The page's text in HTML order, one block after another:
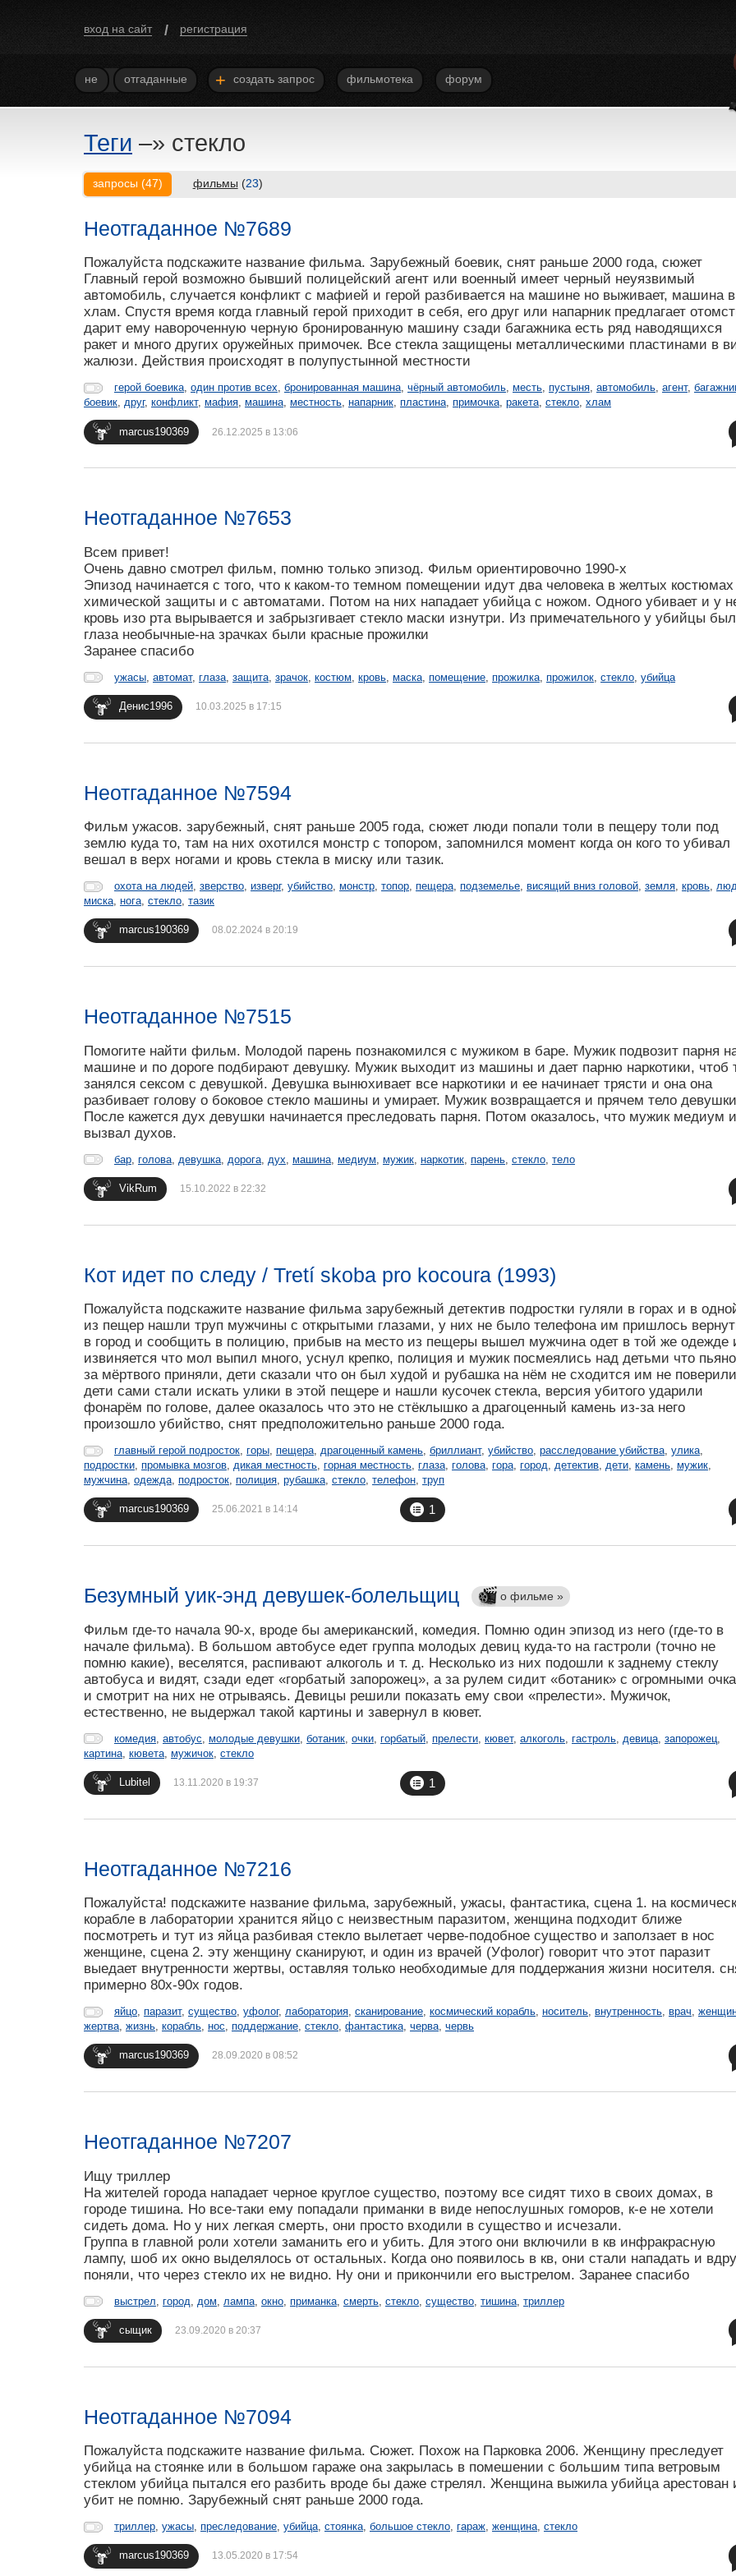
вход на сайт / регистрация
не отгаданные + создать запрос фильмотека форум
Теги –» стекло
запросы (47) фильмы (23)
Неотгаданное №7689
Пожалуйста подскажите название фильма. Зарубежный боевик, снят раньше 2000 года, сюжет
Главный герой возможно бывший полицейский агент или военный имеет черный неуязвимый
автомобиль, случается конфликт с мафией и герой разбивается на машине но выживает, машина в
хлам. Спустя время когда главный герой приходит в себя, его друг или напарник предлагает
дарит ему навороченную черную бронированную машину сзади багажника есть ряд наводящихся
ракет и много других оружейных примочек. Все стекла защищены металлическими пластинами в
жалюзи. Действия происходят в полупустынной местности
герой боевика, один против всех, бронированная машина, чёрный автомобиль, месть, пустыня, автомобиль, агент,
боевик, друг, конфликт, мафия, машина, местность, напарник, пластина, примочка, ракета, стекло, хлам
marcus190369 26.12.2025 в 13:06
Неотгаданное №7653
Всем привет!
Очень давно смотрел фильм, помню только эпизод. Фильм ориентировочно 1990-х
Эпизод начинается с того, что к каком-то темном помещении идут два человека в желтых костюмах
химической защиты и с автоматами. Потом на них нападает убийца с ножом. Одного убивает и у
кровь изо рта вырывается и забрызгивает стекло маски изнутри. Из примечательного у убийцы
глаза необычные-на зрачках были красные прожилки
Заранее спасибо
ужасы автомат, глаза защита зрачок костюм кровь маска помещение прожилка прожилок стекло убийца
Денис1996 10.03.2025 в 17:15
Неотгаданное №7594
Фильм ужасов. зарубежный, снят раньше 2005 года, сюжет люди попали толи в пещеру толи под
землю куда то, там на них охотился монстр с топором, запомнился момент когда он кого то убивал
вешал в верх ногами и кровь стекла в миску или тазик.
охота на людей, зверство, изверг, убийство, монстр, топор, пещера, подземелье, висящий вниз головой, земля, кровь,
миска, нога, стекло, тазик
marcus190369 08.02.2024 в 20:19
Неотгаданное №7515
Помогите найти фильм. Молодой парень познакомился с мужиком в баре. Мужик подвозит парня
машине и по дороге подбирают девушку. Мужик выходит из машины и дает парню наркотики, чтоб
занялся сексом с девушкой. Девушка вынюхивает все наркотики и ее начинает трясти и она она
разбивает голову о боковое стекло машины и умирает. Мужик возвращается и прячем тело
После кажется дух девушки начинается преследовать парня. Потом оказалось, что мужик медиум и
вызвал духов.
бар голова девушка дорога дух машина медиум мужик наркотик парень стекло тело
VikRum 15.10.2022 в 22:32
Кот идет по следу / Tretí skoba pro kocoura (1993)
Пожалуйста подскажите название фильма зарубежный детектив подростки гуляли в горах и в
из пещер нашли труп мужчины с открытыми глазами, у них не было телефона им пришлось
в город и сообщить в полицию, прибыв на место из пещеры вышел мужчина одет в той же одежде
извиняется что мол выпил много, уснул крепко, полиция и мужик посмеялись над детьми что
за мёртвого приняли, дети сказали что он был худой и рубашка на нём не сходится им не
дети сами стали искать улики в этой пещере и нашли кусочек стекла, версия убитого ударили
фонарём по голове, далее оказалось что это не стёклышко а драгоценный камень из-за него
произошло убийство, снят предположительно раньше 2000 года.
главный герой подросток, горы, пещера, драгоценный камень, бриллиант, убийство, расследование убийства, улика,
подростки, промывка мозгов, дикая местность, горная местность, глаза, голова, гора, город, детектив, дети, камень, мужик,
мужчина, одежда, подросток, полиция, рубашка, стекло, телефон, труп
marcus190369 25.06.2021 в 14:14 1
Безумный уик-энд девушек-болельщиц о фильме »
Фильм где-то начала 90-х, вроде бы американский, комедия. Помню один эпизод из него (где-то в
начале фильма). В большом автобусе едет группа молодых девиц куда-то на гастроли (точно не
помню какие), веселятся, распивают алкоголь и т. д. Несколько из них подошли к заднему стеклу
автобуса и видят, сзади едет «горбатый запорожец», а за рулем сидит «ботаник» с огромными
и смотрит на них не отрываясь. Девицы решили показать ему свои «прелести». Мужичок,
естественно, не выдержал такой картины и завернул в кювет.
комедия автобус молодые девушки ботаник очки горбатый прелести кювет, алкоголь гастроль девица запорожец
картина кювета мужичок стекло
Lubitel 13.11.2020 в 19:37 1
Неотгаданное №7216
Пожалуйста! подскажите название фильма, зарубежный, ужасы, фантастика, сцена 1. на
корабле в лаборатории хранится яйцо с неизвестным паразитом, женщина подходит ближе
посмотреть и тут из яйца разбивая стекло вылетает черве-подобное существо и заползает в нос
женщине, сцена 2. эту женщину сканируют, и один из врачей (Уфолог) говорит что этот паразит
выедает внутренности жертвы, оставляя только необходимые для поддержания жизни носителя.
примерно 80х-90х годов.
яйцо, паразит, существо, уфолог, лаборатория, сканирование, космический корабль, носитель, внутренность, врач,
жертва, жизнь, корабль, нос, поддержание, стекло, фантастика, черва, червь
marcus190369 28.09.2020 в 08:52
Неотгаданное №7207
Ищу триллер
На жителей города нападает черное круглое существо, поэтому все сидят тихо в своих домах, в
городе тишина. Но все-таки ему попадали приманки в виде непослушных гоморов, к-е не хотели
сидеть дома. Но у них легкая смерть, они просто входили в существо и исчезали.
Группа в главной роли хотели заманить его и убить. Для этого они включили в кв инфракрасную
лампу, шоб их окно выделялось от остальных. Когда оно появилось в кв, они стали нападать и
поняли, что через стекло их не видно. Ну они и прикончили его выстрелом. Заранее спасибо
выстрел город дом лампа окно приманка смерть стекло существо тишина триллер
сыщик 23.09.2020 в 20:37
Неотгаданное №7094
Пожалуйста подскажите название фильма. Сюжет. Похож на Парковка 2006. Женщину преследует
убийца на стоянке или в большом гараже она закрылась в помешении с большим типа ветровым
стеклом убийца пытался его разбить вроде бы даже стрелял. Женщина выжила убийца арестован
убит не помню. Зарубежный снят раньше 2000 года.
триллер, ужасы, преследование, убийца, стоянка, большое стекло, гараж, женщина, стекло
marcus190369 13.05.2020 в 17:54